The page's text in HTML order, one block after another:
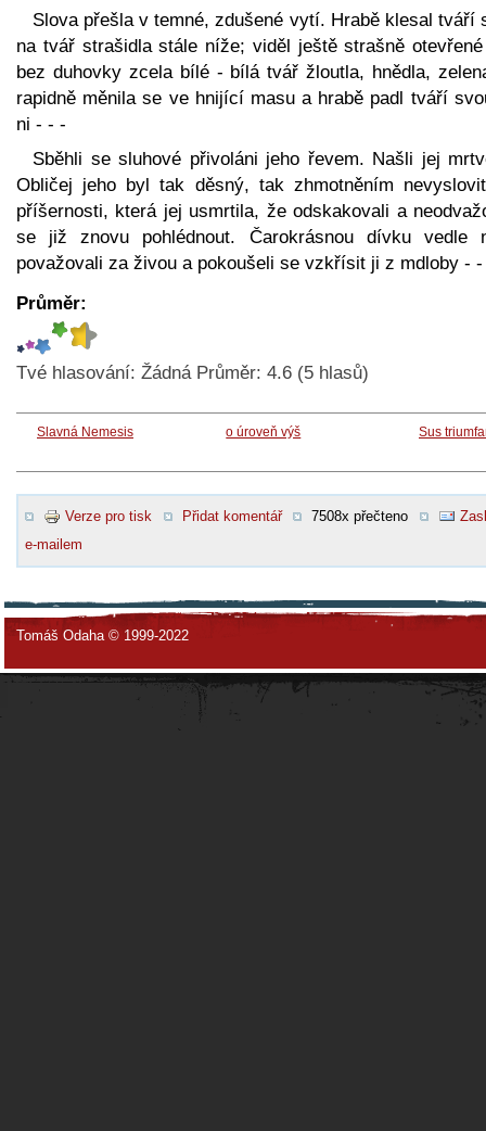
Slova přešla v temné, zdušené vytí. Hrabě klesal tváří
na tvář strašidla stále níže; viděl ještě strašně
bez duhovky zcela bílé - bílá tvář žloutla, hnědla,
rapidně měnila se ve hnijící masu a hrabě padl tváří
ni - - -
Sběhli se sluhové přivoláni jeho řevem. Našli jej
Obličej jeho byl tak děsný, tak zhmotněním
příšernosti, která jej usmrtila, že odskakovali a
se již znovu pohlédnout. Čarokrásnou dívku vedle
považovali za živou a pokoušeli se vzkřísit ji z mdloby - -
Průměr:
Tvé hlasování: Žádná Průměr: 4.6 (5 hlasů)
Slavná Nemesis o úroveň výš Sus
Verze pro tisk Přidat komentář 7508x přečteno
e-mailem
Tomáš Odaha © 1999-2022